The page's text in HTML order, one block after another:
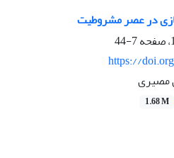
در عصر مشروطیت
7-44
https://
مصیری
1.68 M